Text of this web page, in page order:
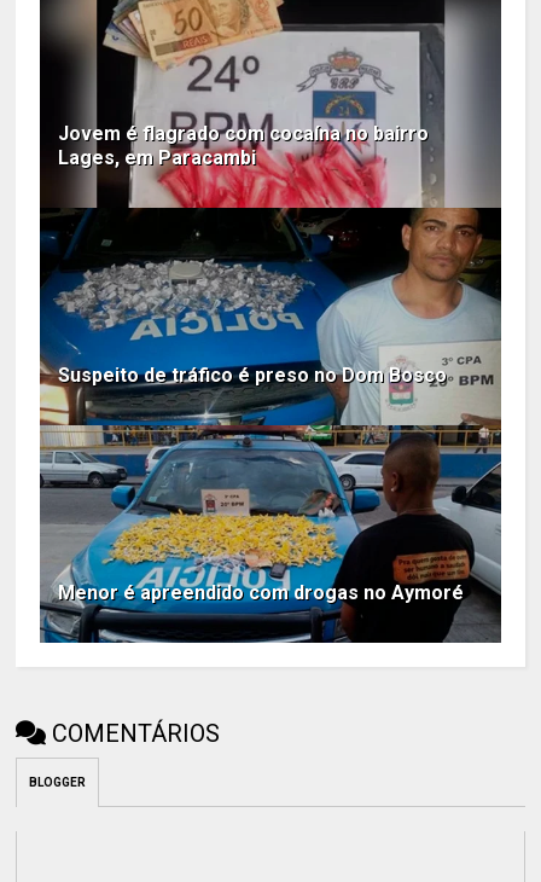
Jovem é flagrado com cocaína no bairro
Lages, em Paracambi
Suspeito de tráfico é preso no Dom Bosco
Menor é apreendido com drogas no Aymoré
COMENTÁRIOS
BLOGGER